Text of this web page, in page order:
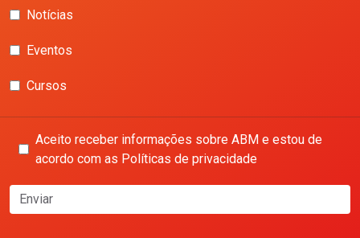
Notícias
Eventos
Cursos
Aceito receber informações sobre ABM e estou de
acordo com as Políticas de privacidade
Enviar